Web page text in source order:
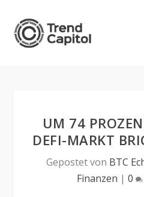
UM 74
DEFI-MARKT
Gepostet von BTC
Finanzen | 0